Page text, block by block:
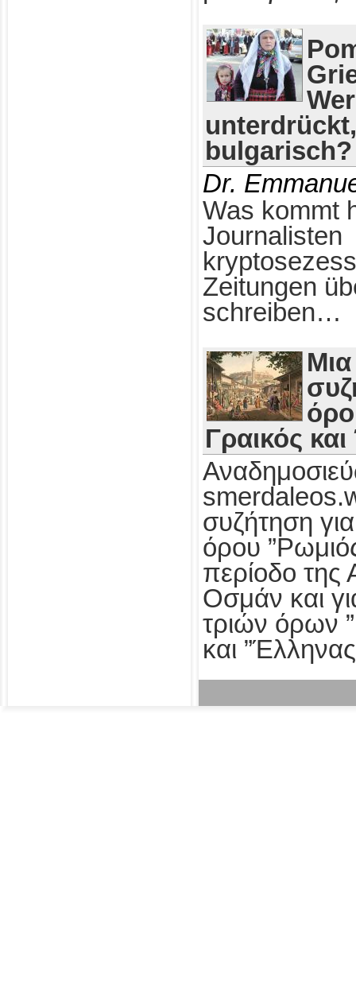
bulgarisch?
Dr.
Was kommt
Journalisten
Zeitungen
schreiben…
Μια
Γραικός
συζήτηση
όρου
περίοδο της
Οσμάν και
τριών όρων
και